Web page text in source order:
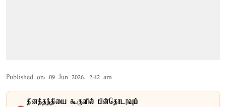
Published on: 09 Jun 2026, 2:42 am
தினத்தந்தியை கூகுளில் பின்தொடரவும்